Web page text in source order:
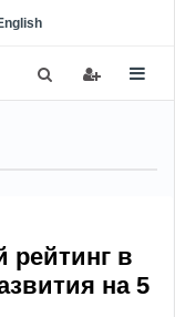
рейтинг в
на 5